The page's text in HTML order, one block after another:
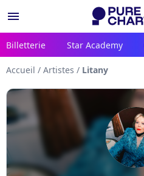
menu
Billetterie Star Academy
Accueil / Artistes / Litany